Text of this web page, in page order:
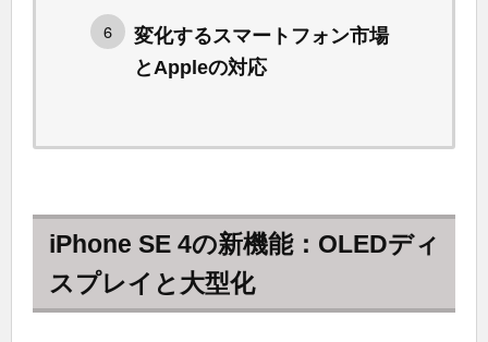
変化するスマートフォン市場
とAppleの対応
iPhone SE 4の新機能：OLEDディ
スプレイと大型化